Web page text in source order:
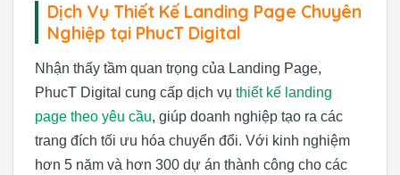
Dịch Vụ Thiết Kế Landing Page Chuyên
Nghiệp tại PhucT Digital
Nhận thấy tầm quan trọng của Landing Page,
PhucT Digital cung cấp dịch vụ thiết kế landing
page theo yêu cầu, giúp doanh nghiệp tạo ra các
trang đích tối ưu hóa chuyển đổi. Với kinh nghiệm
hơn 5 năm và hơn 300 dự án thành công cho các